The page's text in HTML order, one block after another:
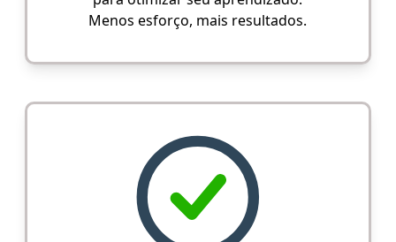
Menos esforço, mais resultados.